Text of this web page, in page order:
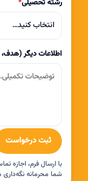
رشته تحصیلی*
انتخاب کنید…
اطلاعات دیگر
ثبت درخواست
با ارسال فرم، اجازه
شما محرمانه